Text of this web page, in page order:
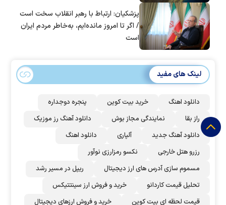
پزشکیان: ارتباط با رهبر انقلاب سخت است
/ اگر تا امروز مانده‌ایم، به‌خاطر مردم ایران
است
لینک های مفید
دانلود اهنگ خرید بیت کوین
پنجره دوجداره
راز بقا
نمایندگی مجاز بوش
دانلود آهنگ رز‌ موزیک
دانلود آهنگ جدید
آلپاری
دانلود اهنگ
رزرو هتل خارجی
نکسو رمزارزی نوآور
مسموم سازی آدرس های ارز دیجیتال
ریپل در مسیر رشد
تحلیل قیمت کاردانو
خرید و فروش ارز سینتتیکس
قیمت لحظه ای بیت کوین
خرید و فروش ارزهای دیجیتال